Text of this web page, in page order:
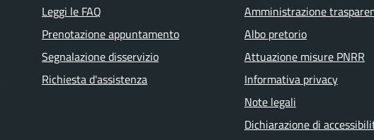
Leggi le FAQ
Prenotazione appuntamento
Segnalazione disservizio
Richiesta d'assistenza
Amministrazione
Albo pretorio
Attuazione misure PNRR
Informativa privacy
Note legali
Dichiarazione di